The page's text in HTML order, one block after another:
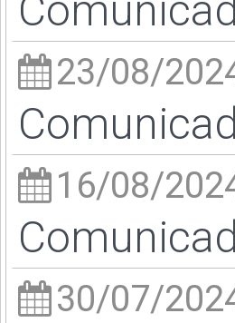
23/08/
16/08/
30/07/